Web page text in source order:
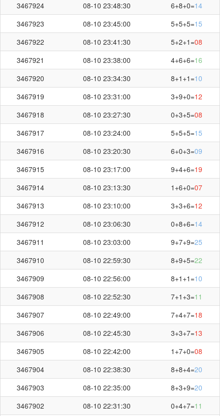
3467924
08-10 23:48:30 6+8+0=14
3467923
08-10 23:45:00 5+5+5=15
3467922
08-10 23:41:30 5+2+1=08
3467921
08-10 23:38:00 4+6+6=16
3467920
08-10 23:34:30 8+1+1=10
3467919
08-10 23:31:00 3+9+0=12
3467918
08-10 23:27:30 0+3+5=08
3467917
08-10 23:24:00 5+5+5=15
3467916
08-10 23:20:30 6+0+3=09
3467915
08-10 23:17:00 9+4+6=19
3467914
08-10 23:13:30 1+6+0=07
3467913
08-10 23:10:00 3+3+6=12
3467912
08-10 23:06:30 0+8+6=14
3467911
08-10 23:03:00 9+7+9=25
3467910
08-10 22:59:30 8+9+5=22
3467909
08-10 22:56:00 8+1+1=10
3467908
08-10 22:52:30 7+1+3=11
3467907
08-10 22:49:00 7+4+7=18
3467906
08-10 22:45:30 3+3+7=13
3467905
08-10 22:42:00 1+7+0=08
3467904
08-10 22:38:30 8+8+4=20
3467903
08-10 22:35:00 8+3+9=20
3467902
08-10 22:31:30 0+4+7=11